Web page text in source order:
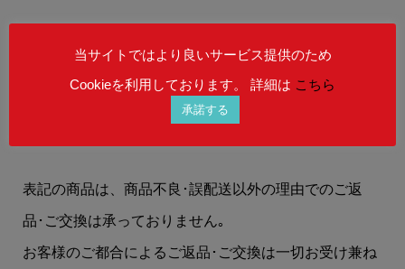
予めご理解を賜りますよう、何卒お願い申し上げま
表記の商品は、商品不良･誤配送以外の理由でのご返
品･ご交換は承っておりません｡
お客様のご都合によるご返品･ご交換は一切お受け兼ね
当サイトではより良いサービス提供のため
Cookieを利用しております。 詳細は こちら
承諾する